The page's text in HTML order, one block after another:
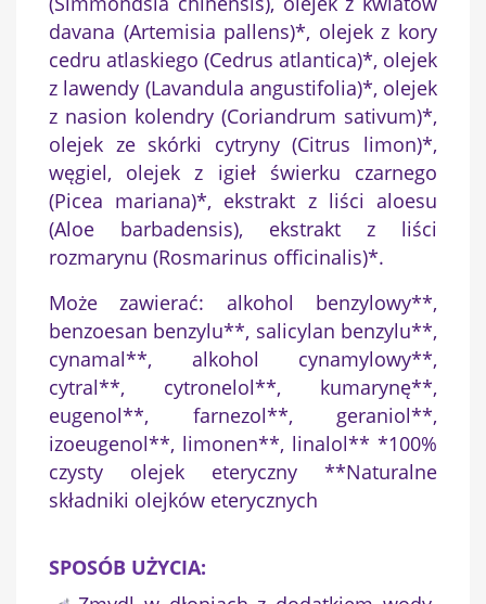
davana (Artemisia pallens)*, olejek z kory
cedru atlaskiego (Cedrus atlantica)*, olejek
z lawendy (Lavandula angustifolia)*, olejek
z nasion kolendry (Coriandrum sativum)*,
olejek ze skórki cytryny (Citrus limon)*,
węgiel, olejek z igieł świerku czarnego
(Picea mariana)*, ekstrakt z liści aloesu
(Aloe barbadensis), ekstrakt z liści
rozmarynu (Rosmarinus officinalis)*.
Może zawierać: alkohol benzylowy**,
benzoesan benzylu**, salicylan benzylu**,
cynamal**, alkohol cynamylowy**,
cytral**, cytronelol**, kumarynę**,
eugenol**, farnezol**, geraniol**,
izoeugenol**, limonen**, linalol** *100%
czysty olejek eteryczny **Naturalne
składniki olejków eterycznych
SPOSÓB UŻYCIA: